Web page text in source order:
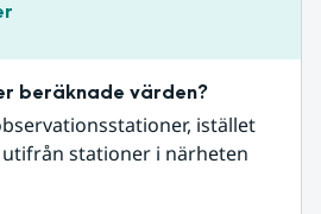
beräknade värden?
istället
stationer i närheten